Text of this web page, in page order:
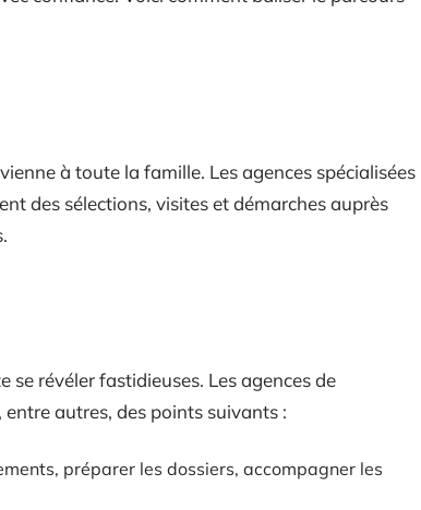
à toute la famille. Les agences spécialisées
des sélections, visites et démarches auprès
révéler fastidieuses. Les agences de
autres, des points suivants :
préparer les dossiers, accompagner les